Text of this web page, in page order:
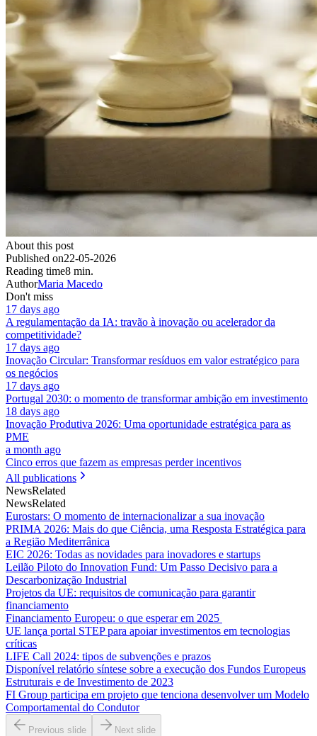
About this post
Published on22-05-2026
Reading time8 min.
AuthorMaria Macedo
Don't miss
17 days ago
A regulamentação da IA: travão à inovação ou acelerador da
competitividade?
17 days ago
Inovação Circular: Transformar resíduos em valor estratégico para
os negócios
17 days ago
Portugal 2030: o momento de transformar ambição em investimento
18 days ago
Inovação Produtiva 2026: Uma oportunidade estratégica para as
PME
a month ago
Cinco erros que fazem as empresas perder incentivos
All publications
NewsRelated
NewsRelated
Eurostars: O momento de internacionalizar a sua inovação
PRIMA 2026: Mais do que Ciência, uma Resposta Estratégica para
a Região Mediterrânica
EIC 2026: Todas as novidades para inovadores e startups
Leilão Piloto do Innovation Fund: Um Passo Decisivo para a
Descarbonização Industrial
Projetos da UE: requisitos de comunicação para garantir
financiamento
Financiamento Europeu: o que esperar em 2025
UE lança portal STEP para apoiar investimentos em tecnologias
críticas
LIFE Call 2024: tipos de subvenções e prazos
Disponível relatório síntese sobre a execução dos Fundos Europeus
Estruturais e de Investimento de 2023
FI Group participa em projeto que tenciona desenvolver um Modelo
Comportamental do Condutor
Previous slide Next slide